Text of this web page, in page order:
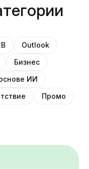
Outlook
Бизнес
ИИ
Промо